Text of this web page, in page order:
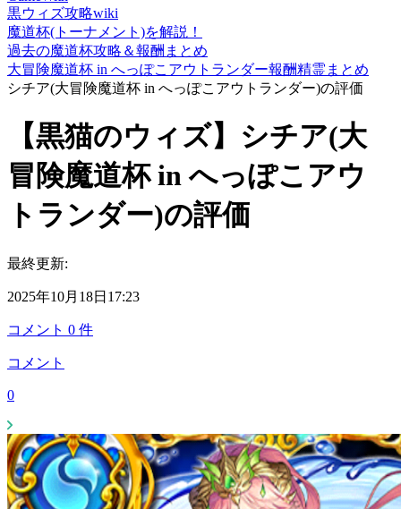
黒ウィズ攻略wiki
魔道杯(トーナメント)を解説！
過去の魔道杯攻略＆報酬まとめ
大冒険魔道杯 in へっぽこアウトランダー報酬精霊まとめ
シチア(大冒険魔道杯 in へっぽこアウトランダー)の評価
【黒猫のウィズ】シチア(大
冒険魔道杯 in へっぽこアウ
トランダー)の評価
最終更新:
2025年10月18日17:23
コメント 0 件
コメント
0